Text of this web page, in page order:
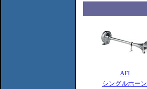
AFI
シングルホーン